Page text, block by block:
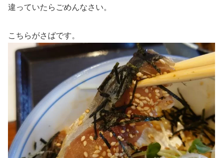
違っていたらごめんなさい。
こちらがさばです。